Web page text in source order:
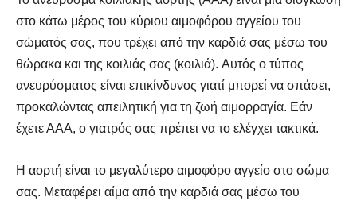
στο κάτω μέρος του κύριου αιμοφόρου αγγείου του
σώματός σας, που τρέχει από την καρδιά σας μέσω του
θώρακα και της κοιλιάς σας (κοιλιά). Αυτός ο τύπος
ανευρύσματος είναι επικίνδυνος γιατί μπορεί να σπάσει,
προκαλώντας απειλητική για τη ζωή αιμορραγία. Εάν
έχετε ΑΑΑ, ο γιατρός σας πρέπει να το ελέγχει τακτικά.
Η αορτή είναι το μεγαλύτερο αιμοφόρο αγγείο στο σώμα
σας. Μεταφέρει αίμα από την καρδιά σας μέσω του